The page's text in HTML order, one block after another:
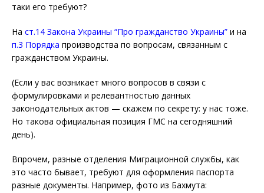
таки его требуют?
На ст.14 Закона Украины “Про гражданство Украины” и на
п.3 Порядка производства по вопросам, связанным с
гражданством Украины.
(Если у вас возникает много вопросов в связи с
формулировками и релевантностью данных
законодательных актов — скажем по секрету: у нас тоже.
Но такова официальная позиция ГМС на сегодняшний
день).
Впрочем, разные отделения Миграционной службы, как
это часто бывает, требуют для оформления паспорта
разные документы. Например, фото из Бахмута: